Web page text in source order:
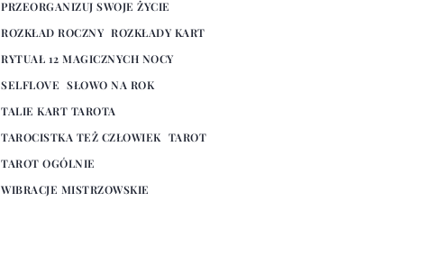
PRZEORGANIZUJ SWOJE ŻYCIE
ROZKŁAD ROCZNY ROZKŁADY KART
RYTUAŁ 12 MAGICZNYCH NOCY
SELFLOVE SŁOWO NA ROK
TALIE KART TAROTA
TAROCISTKA TEŻ CZŁOWIEK TAROT
TAROT OGÓLNIE
WIBRACJE MISTRZOWSKIE